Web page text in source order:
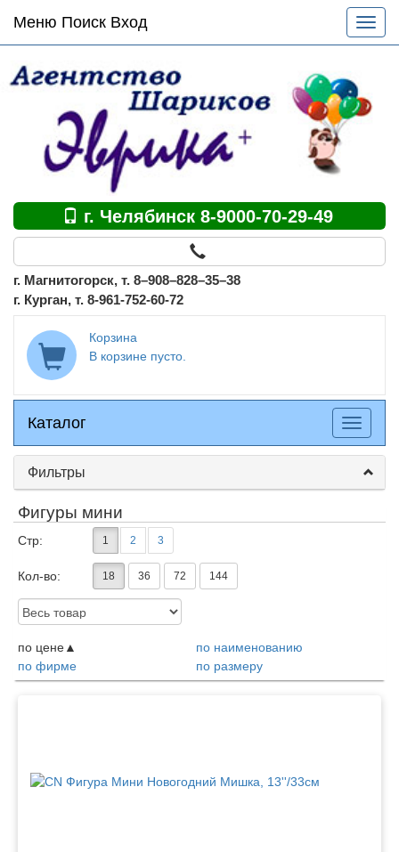
Основное
меню
по
Меню Поиск Вход
меню
г. Челябинск 8-9000-70-29-49
г. Магнитогорск, т. 8–908–828–35–38
г. Курган, т. 8-961-752-60-72
Корзина
В корзине пусто.
Каталог
Каталог
меню
Фильтры
Фигуры мини
Стр: 1 2 3
Кол-во: 18 36 72 144
Доступность:
по цене
по наименованию
по фирме
по размеру